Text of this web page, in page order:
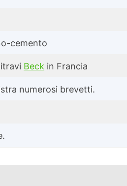
cemento
Beck in Francia
numerosi brevetti.